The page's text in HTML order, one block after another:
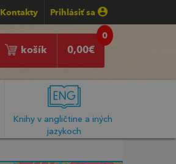
Kontakty Prihlásiť sa
0
0,00€
košík
Knihy v angličtine a iných
jazykoch